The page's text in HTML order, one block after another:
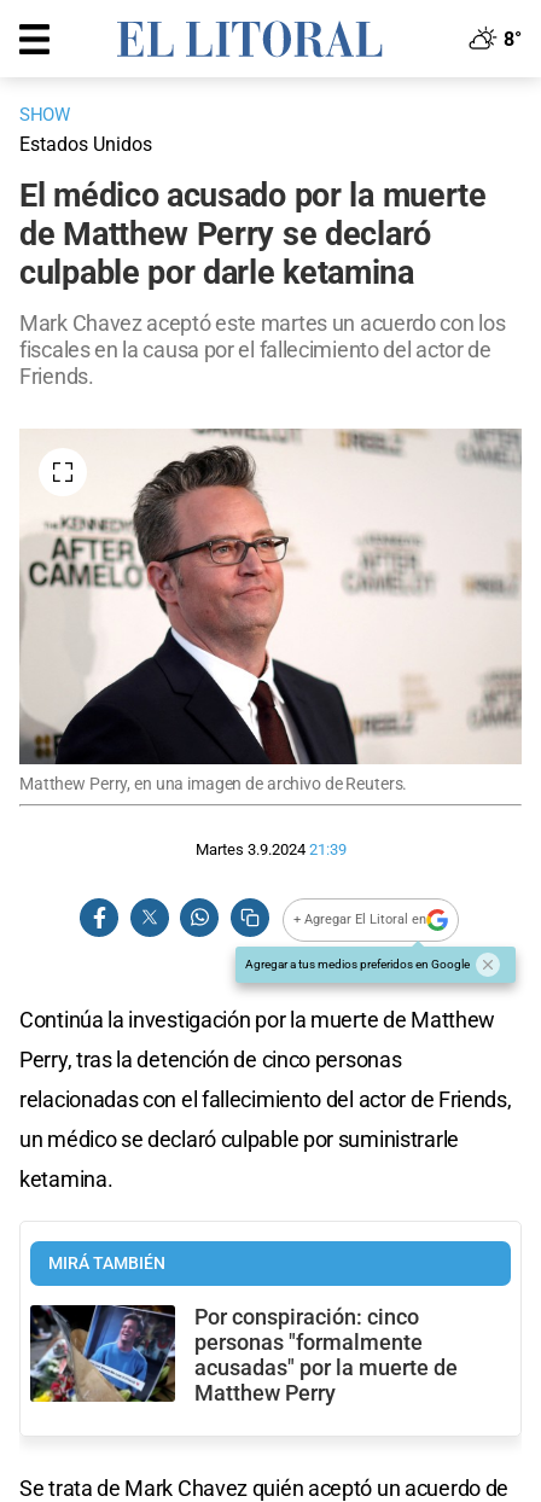
8°
SHOW
Estados Unidos
El médico acusado por la muerte
de Matthew Perry se declaró
culpable por darle ketamina
Mark Chavez aceptó este martes un acuerdo con los
fiscales en la causa por el fallecimiento del actor de
Friends.
Matthew Perry, en una imagen de archivo de Reuters.
Martes 3.9.2024 21:39
+ Agregar El Litoral en
Agregar a tus medios preferidos en Google
Continúa la investigación por la muerte de Matthew
Perry, tras la detención de cinco personas
relacionadas con el fallecimiento del actor de Friends,
un médico se declaró culpable por suministrarle
ketamina.
MIRÁ TAMBIÉN
Por conspiración: cinco
personas "formalmente
acusadas" por la muerte de
Matthew Perry
Se trata de Mark Chavez quién aceptó un acuerdo de